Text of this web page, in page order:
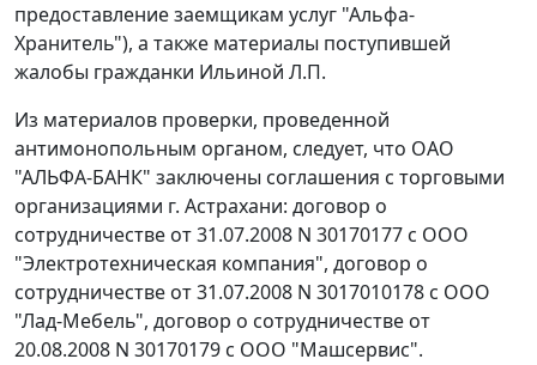
предоставление заемщикам услуг "Альфа-
Хранитель"), а также материалы поступившей
жалобы гражданки Ильиной Л.П.
Из материалов проверки, проведенной
антимонопольным органом, следует, что ОАО
"АЛЬФА-БАНК" заключены соглашения с торговыми
организациями г. Астрахани: договор о
сотрудничестве от 31.07.2008 N 30170177 с ООО
"Электротехническая компания", договор о
сотрудничестве от 31.07.2008 N 3017010178 с ООО
"Лад-Мебель", договор о сотрудничестве от
20.08.2008 N 30170179 с ООО "Машсервис".